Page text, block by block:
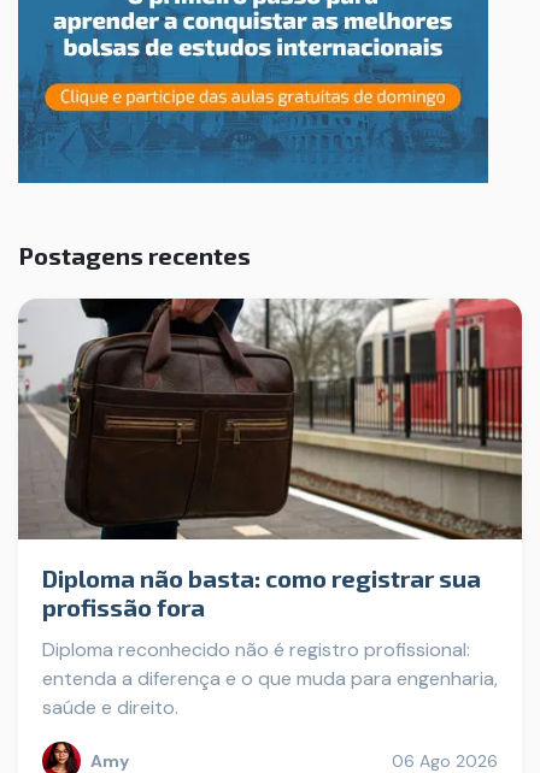
Postagens recentes
Diploma não basta: como registrar sua
profissão fora
Diploma reconhecido não é registro profissional:
entenda a diferença e o que muda para engenharia,
saúde e direito.
Amy 06 Ago 2026